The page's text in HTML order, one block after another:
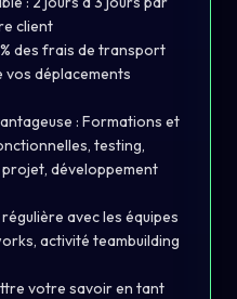
client
des frais de transport
vos déplacements
: Formations et
testing,
développement
avec les équipes
activité teambuilding
votre savoir en tant